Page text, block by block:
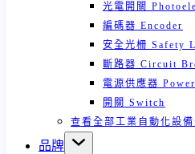
光電開關
編碼器 Encoder
安全光柵 Safety
斷路器 Circuit
電源供應器
開關 Switch
查看全部工業自動化設備
品牌